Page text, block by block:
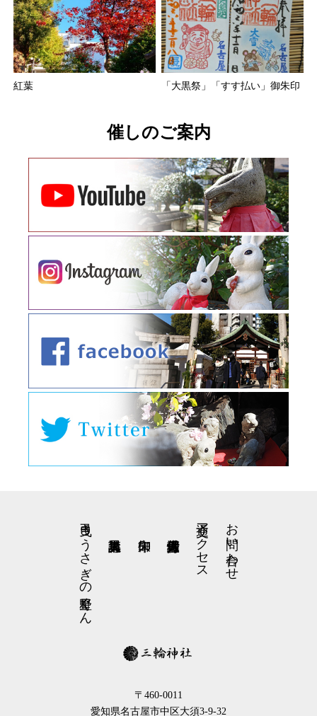
紅葉 「大黒祭」「すす払い」御朱印
催しのご案内
お問い合わせ
交通アクセス
弓曳きうさぎの星野くん
〒460-0011
愛知県名古屋市中区大須3-9-32